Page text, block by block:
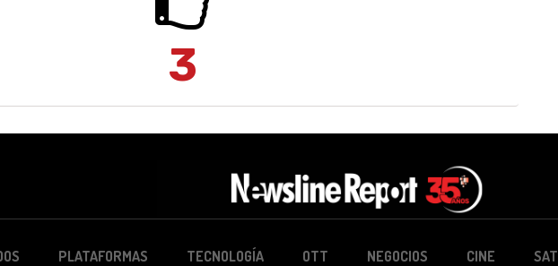
3
PLATAFORMAS TECNOLOGÍA OTT NEGOCIOS CINE